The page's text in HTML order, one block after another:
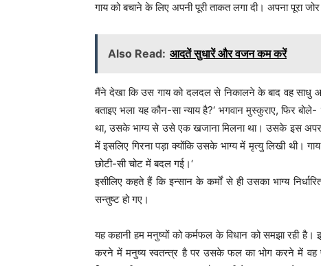
गाय को बचाने के लिए अपनी पूरी ताकत लगा दी। अपना पूरा
Also Read: आदतें सुधारें और वजन कम करें
मैंने देखा कि उस गाय को दलदल से निकालने के बाद वह साधु
बताइए भला यह कौन-सा न्याय है?‘ भगवान मुस्कुराए, फिर
था, उसके भाग्य से उसे एक खजाना मिलना था। उसके इस
में इसलिए गिरना पड़ा क्योंकि उसके भाग्य में मृत्यु लिखी
छोटी-सी चोट में बदल गई।‘
इसीलिए कहते हैं कि इन्सान के कर्मों से ही उसका भाग्य
सन्तुष्ट हो गए।
यह कहानी हम मनुष्यों को कर्मफल के विधान को समझा रही
करने में मनुष्य स्वतन्त्र है पर उसके फल का भोग करने में वह